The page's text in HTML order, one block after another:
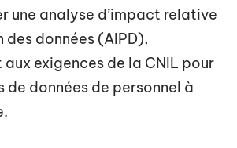
une analyse d’impact relative
données (AIPD),
exigences de la CNIL pour
de données de personnel à